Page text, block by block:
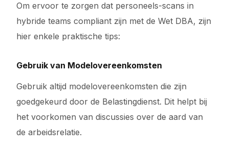
Om ervoor te zorgen dat personeels-scans in
hybride teams compliant zijn met de Wet DBA, zijn
hier enkele praktische tips:
Gebruik van Modelovereenkomsten
Gebruik altijd modelovereenkomsten die zijn
goedgekeurd door de Belastingdienst. Dit helpt bij
het voorkomen van discussies over de aard van
de arbeidsrelatie.